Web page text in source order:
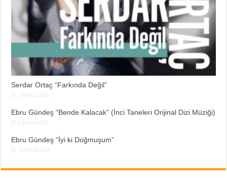
Serdar Ortaç “Farkında Değil”
Ebru Gündeş “Bende Kalacak” (İnci Taneleri Orijinal Dizi Müziği)
Ebru Gündeş “İyi ki Doğmuşum”